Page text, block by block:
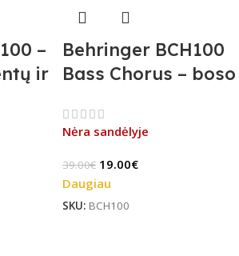
–
ir
Behringer BCH100
Bass Chorus – boso
Stock)
Nėra sandėlyje
39.00€ 19.00€
Daugiau
SKU: BCH100